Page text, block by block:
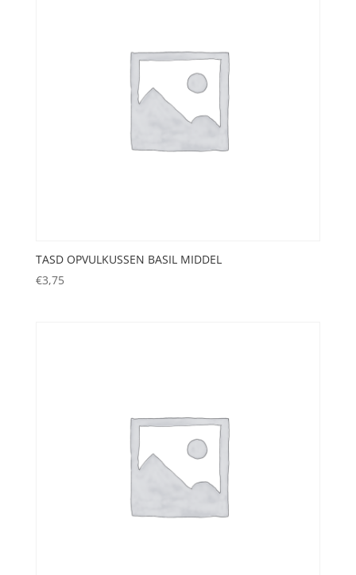
TASD OPVULKUSSEN BASIL MIDDEL
€3,75